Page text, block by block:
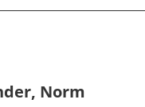
Norm